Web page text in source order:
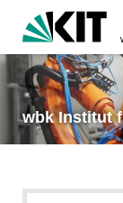
wbk Institut